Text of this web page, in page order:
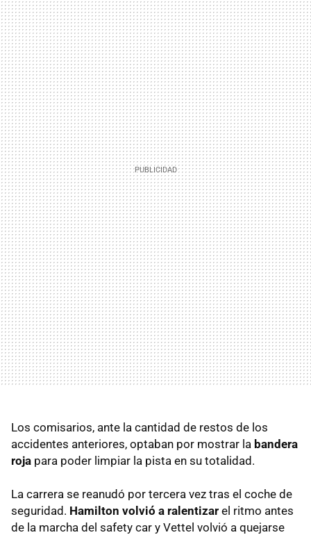
Los comisarios, ante la cantidad de restos de los
accidentes anteriores, optaban por mostrar la bandera
roja para poder limpiar la pista en su totalidad.
La carrera se reanudó por tercera vez tras el coche de
seguridad. Hamilton volvió a ralentizar el ritmo antes
de la marcha del safety car y Vettel volvió a quejarse